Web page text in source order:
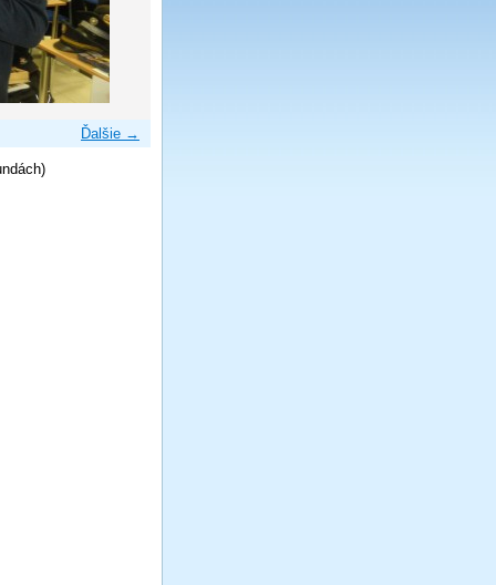
Ďalšie →